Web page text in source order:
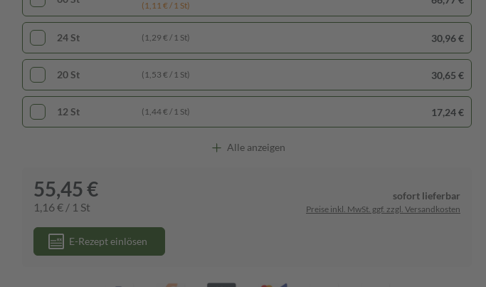
(1,11 € / 1 St)
24 St (1,29 € / 1 St) 30,96 €
20 St (1,53 € / 1 St) 30,65 €
12 St (1,44 € / 1 St) 17,24 €
Alle anzeigen
55,45 €
1,16 € / 1 St
sofort lieferbar
Preise inkl. MwSt. ggf. zzgl. Versandkosten
E-Rezept einlösen